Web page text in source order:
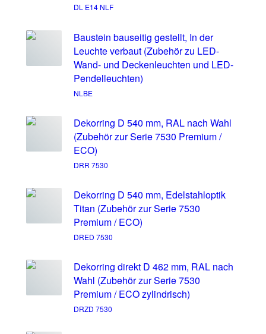
DL E14 NLF
Baustein bauseitig gestellt, In der
Leuchte verbaut (Zubehör zu LED-
Wand- und Deckenleuchten und LED-
Pendelleuchten)
NLBE
Dekorring D 540 mm, RAL nach Wahl
(Zubehör zur Serie 7530 Premium /
ECO)
DRR 7530
Dekorring D 540 mm, Edelstahloptik
Titan (Zubehör zur Serie 7530
Premium / ECO)
DRED 7530
Dekorring direkt D 462 mm, RAL nach
Wahl (Zubehör zur Serie 7530
Premium / ECO zylindrisch)
DRZD 7530